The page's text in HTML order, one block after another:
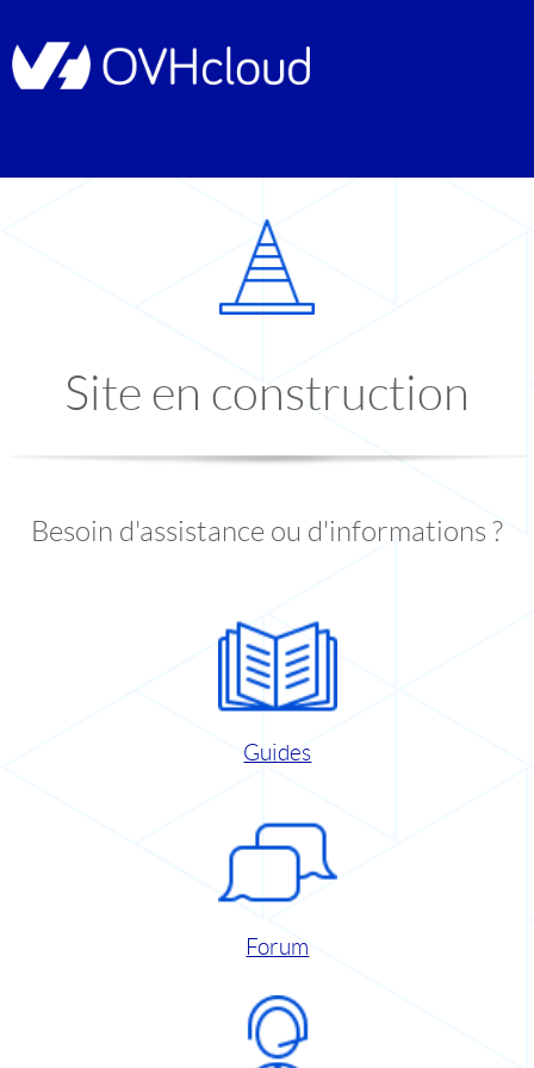
Site en construction
Besoin d'assistance ou d'informations ?
Guides
Forum